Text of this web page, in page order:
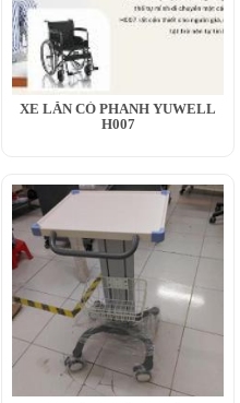
XE LĂN CÓ PHANH YUWELL
H007